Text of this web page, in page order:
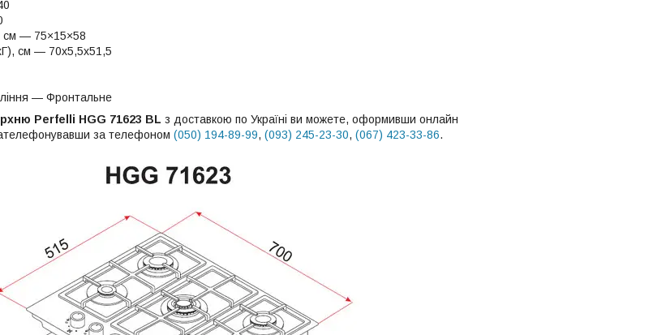
см — 75×15×58
см — 70х5,5х51,5
— Фронтальне
Perfelli HGG 71623 BL з доставкою по Україні ви можете, оформивши онлайн
за телефоном (050) 194-89-99, (093) 245-23-30, (067) 423-33-86.